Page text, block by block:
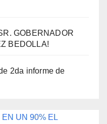
GOBERNADOR
BEDOLLA!
2da informe de
UN 90% EL